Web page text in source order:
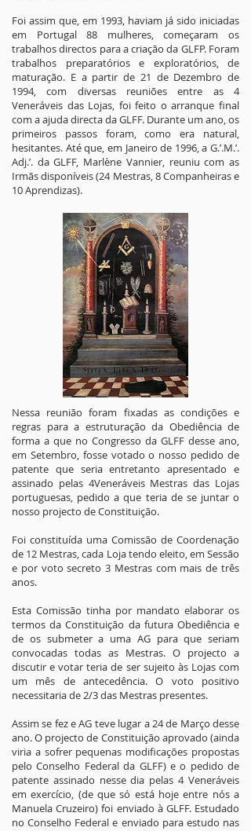
Foi assim que, em 1993, haviam já sido iniciadas
em Portugal 88 mulheres, começaram os
trabalhos directos para a criação da GLFP. Foram
trabalhos preparatórios e exploratórios, de
maturação. E a partir de 21 de Dezembro de
1994, com diversas reuniões entre as 4
Veneráveis das Lojas, foi feito o arranque final
com a ajuda directa da GLFF. Durante um ano, os
primeiros passos foram, como era natural,
hesitantes. Até que, em Janeiro de 1996, a G.’.M.’.
Adj.’. da GLFF, Marlène Vannier, reuniu com as
Irmãs disponíveis (24 Mestras, 8 Companheiras e
10 Aprendizas).
Nessa reunião foram fixadas as condições e
regras para a estruturação da Obediência de
forma a que no Congresso da GLFF desse ano,
em Setembro, fosse votado o nosso pedido de
patente que seria entretanto apresentado e
assinado pelas 4Veneráveis Mestras das Lojas
portuguesas, pedido a que teria de se juntar o
nosso projecto de Constituição.
Foi constituída uma Comissão de Coordenação
de 12 Mestras, cada Loja tendo eleito, em Sessão
e por voto secreto 3 Mestras com mais de três
anos.
Esta Comissão tinha por mandato elaborar os
termos da Constituição da futura Obediência e
de os submeter a uma AG para que seriam
convocadas todas as Mestras. O projecto a
discutir e votar teria de ser sujeito às Lojas com
um mês de antecedência. O voto positivo
necessitaria de 2/3 das Mestras presentes.
Assim se fez e AG teve lugar a 24 de Março desse
ano. O projecto de Constituição aprovado (ainda
viria a sofrer pequenas modificações propostas
pelo Conselho Federal da GLFF) e o pedido de
patente assinado nesse dia pelas 4 Veneráveis
em exercício, (de que só está hoje entre nós a
Manuela Cruzeiro) foi enviado à GLFF. Estudado
no Conselho Federal e enviado para estudo nas